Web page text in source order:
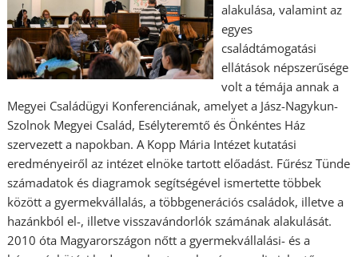
alakulása, valamint az
egyes
családtámogatási
ellátások népszerűsége
volt a témája annak a
Megyei Családügyi Konferenciának, amelyet a Jász-Nagykun-
Szolnok Megyei Család, Esélyteremtő és Önkéntes Ház
szervezett a napokban. A Kopp Mária Intézet kutatási
eredményeiről az intézet elnöke tartott előadást. Fűrész Tünde
számadatok és diagramok segítségével ismertette többek
között a gyermekvállalás, a többgenerációs családok, illetve a
hazánkból el-, illetve visszavándorlók számának alakulását.
2010 óta Magyarországon nőtt a gyermekvállalási- és a